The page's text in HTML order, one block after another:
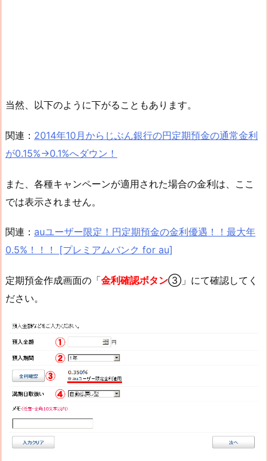
当然、以下のように下がることもあります。
関連： 2014年10月からじぶん銀行の円定期預金の通常金利
が0.15%→0.1%へダウン！
また、各種キャンペーンが適用された場合の金利は、ここ
では表示されません。
関連： auユーザー限定！円定期預金の金利優遇！！最大年
0.5%！！！ [プレミアムバンク for au]
定期預金作成画面の「金利確認ボタン③」にて確認してく
ださい。